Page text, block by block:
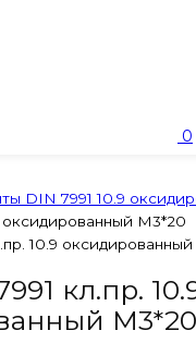
0
DIN 7991 10.9
оксидированный M3*20
кл.пр.
M3*20